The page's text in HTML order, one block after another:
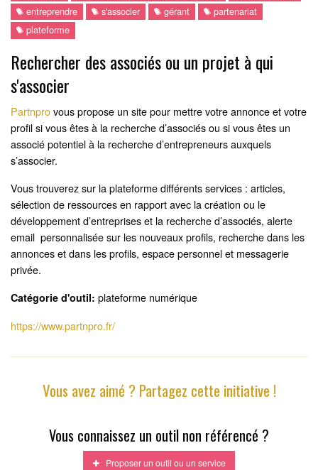
entreprendre
s'associer gérant
partenariat
plateforme
Rechercher des associés ou un projet à qui
s'associer
Partnprovous propose un site pour mettre votre annonce et votre
profil si vous êtes à la recherche d’associés ou si vous êtes un
associé potentiel à la recherche d’entrepreneurs auxquels
s’associer.
Vous trouverez sur la plateforme différents services : articles,
sélection de ressources en rapport avec la création ou le
développement d’entreprises et la recherche d’associés, alerte
email personnalisée sur les nouveaux profils, recherche dans les
annonces et dans les profils, espace personnel et messagerie
privée.
Catégorie d'outil: plateforme numérique
https://www.partnpro.fr/
Vous avez aimé ? Partagez cette initiative !
Vous connaissez un outil non référencé ?
Proposer un outil ou un service